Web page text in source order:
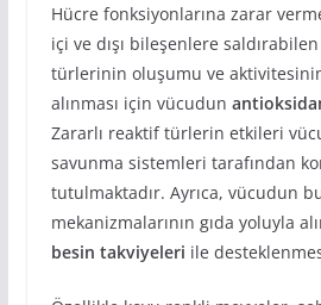
Hücre fonksiyonlarına zarar
içi ve dışı bileşenlere
türlerinin oluşumu ve
alınması için vücudun
Zararlı reaktif türlerin etkileri
savunma sistemleri tarafından
tutulmaktadır. Ayrıca, vücudun
mekanizmalarının gıda yoluyla
besin takviyeleri ile